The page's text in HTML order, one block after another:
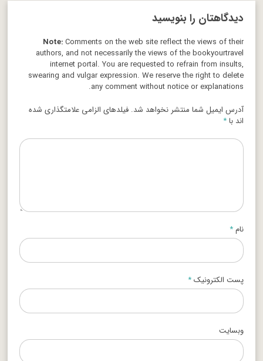
دیدگاهتان را بنویسید
Note:Comments on the web site reflect the views of their
authors, and not necessarily the views of the bookyourtravel
internet portal. You are requested to refrain from insults,
swearing and vulgar expression. We reserve the right to delete
any comment without notice or explanations.
آدرس ایمیل شما منتشر نخواهد شد. فیلدهای الزامی علامتگذاری شده
اند با*
نام*
پست الکترونیک*
وبسایت